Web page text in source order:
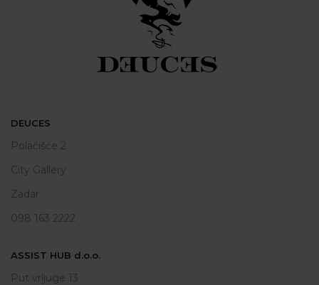
DEUCES
Polačišće 2
City Gallery
Zadar
098 163 2222
ASSIST HUB d.o.o.
Put vrljuge 13